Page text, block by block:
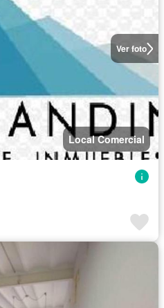
Ver foto
Local Comercial